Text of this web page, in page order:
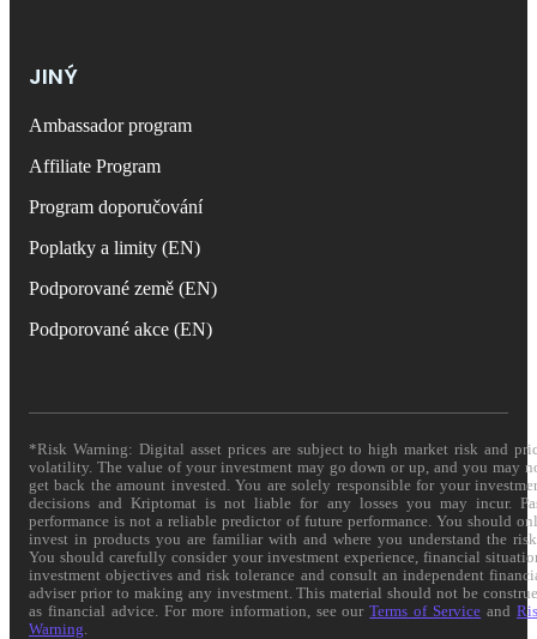
JINÝ
Ambassador program
Affiliate Program
Program doporučování
Poplatky a limity (EN)
Podporované země (EN)
Podporované akce (EN)
*Risk Warning: Digital asset prices are subject to high market risk and
volatility. The value of your investment may go down or up, and you may
get back the amount invested. You are solely responsible for your
decisions and Kriptomat is not liable for any losses you may incur.
performance is not a reliable predictor of future performance. You should
invest in products you are familiar with and where you understand the
You should carefully consider your investment experience, financial
investment objectives and risk tolerance and consult an independent
adviser prior to making any investment. This material should not be
as financial advice. For more information, see ourTerms of Service and
Warning